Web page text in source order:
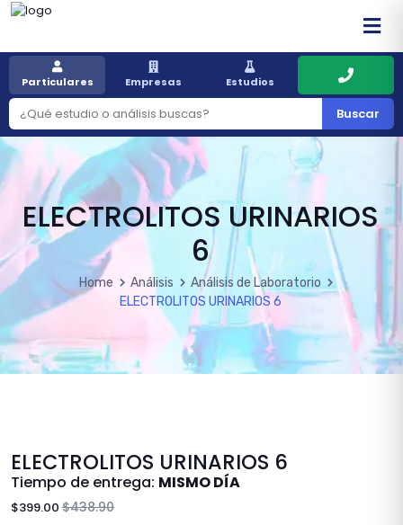
Particulares Empresas Estudios
Buscar
ELECTROLITOS URINARIOS
6
Home Análisis
Análisis de Laboratorio
ELECTROLITOS URINARIOS 6
ELECTROLITOS URINARIOS 6
Tiempo de entrega: MISMO DÍA
$399.00 $438.90